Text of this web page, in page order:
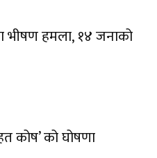
भीषण हमला, १४ जनाको
कोष’ को घोषणा